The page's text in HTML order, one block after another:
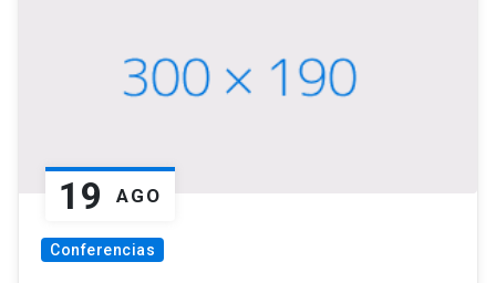
19 AGO
Conferencias